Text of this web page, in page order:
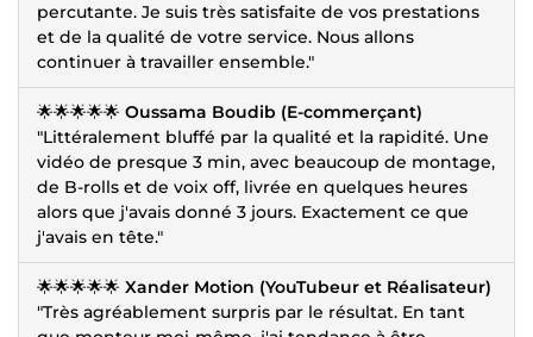
percutante. Je suis très satisfaite de vos prestations
et de la qualité de votre service. Nous allons
continuer à travailler ensemble."
🌟🌟🌟🌟🌟 Oussama Boudib (E-commerçant)
"Littéralement bluffé par la qualité et la rapidité. Une
vidéo de presque 3 min, avec beaucoup de montage,
de B-rolls et de voix off, livrée en quelques heures
alors que j'avais donné 3 jours. Exactement ce que
j'avais en tête."
🌟🌟🌟🌟🌟 Xander Motion (YouTubeur et Réalisateur)
"Très agréablement surpris par le résultat. En tant